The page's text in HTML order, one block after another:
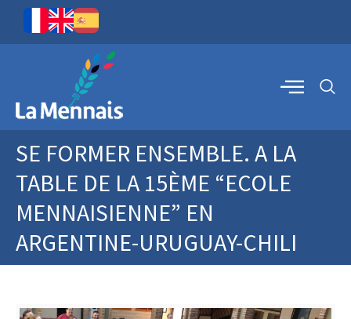
SE FORMER ENSEMBLE. A LA
TABLE DE LA 15ÈME “ECOLE
MENNAISIENNE” EN
ARGENTINE-URUGUAY-CHILI